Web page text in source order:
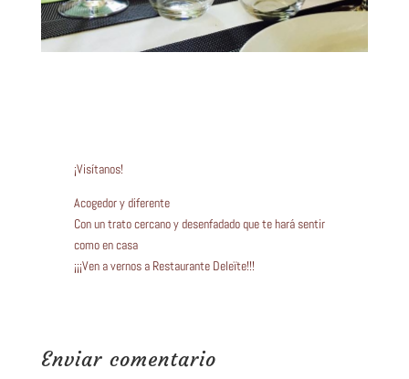
¡Visítanos!
Acogedor y diferente
Con un trato cercano y desenfadado que te hará sentir
como en casa
¡¡¡Ven a vernos a Restaurante Deleïte!!!
Enviar comentario